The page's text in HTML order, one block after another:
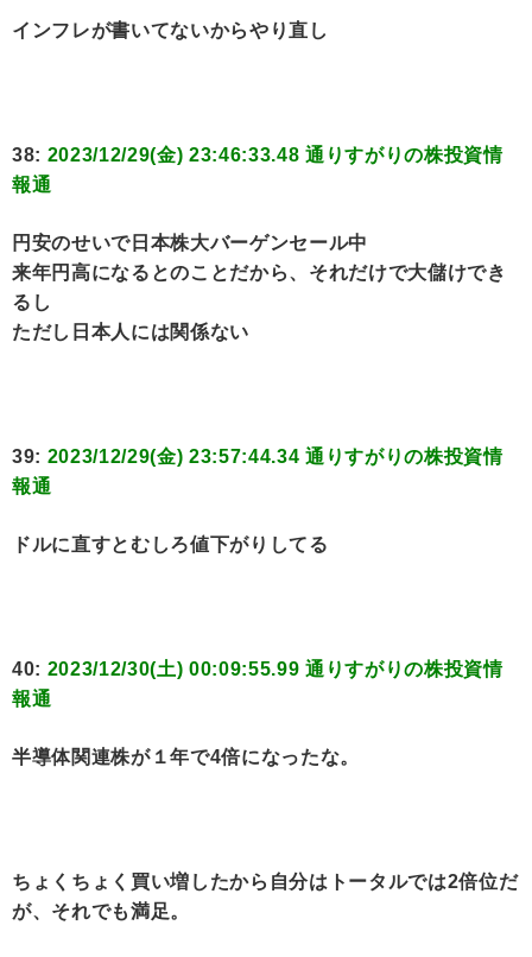
インフレが書いてないからやり直し
38: 2023/12/29(金) 23:46:33.48 通りすがりの株投資情
報通
円安のせいで日本株大バーゲンセール中
来年円高になるとのことだから、それだけで大儲けでき
るし
ただし日本人には関係ない
39: 2023/12/29(金) 23:57:44.34 通りすがりの株投資情
報通
ドルに直すとむしろ値下がりしてる
40: 2023/12/30(土) 00:09:55.99 通りすがりの株投資情
報通
半導体関連株が１年で4倍になったな。
ちょくちょく買い増したから自分はトータルでは2倍位だ
が、それでも満足。